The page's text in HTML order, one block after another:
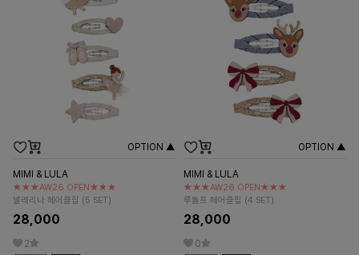
OPTION ▲
MIMI & LULA
★★★AW26 OPEN★★★
발레리나 헤어클립 (5 SET)
28,000
2
OPTION ▲
MIMI & LULA
★★★AW26 OPEN★★★
루돌프 헤어클립 (4 SET)
28,000
0